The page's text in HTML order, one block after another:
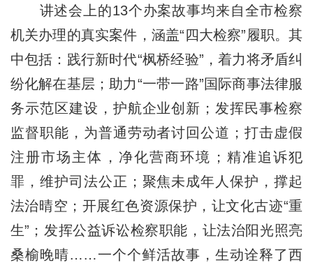
讲述会上的13个办案故事均来自全市检察
机关办理的真实案件，涵盖“四大检察”履职。其
中包括：践行新时代“枫桥经验”，着力将矛盾纠
纷化解在基层；助力“一带一路”国际商事法律服
务示范区建设，护航企业创新；发挥民事检察
监督职能，为普通劳动者讨回公道；打击虚假
注册市场主体，净化营商环境；精准追诉犯
罪，维护司法公正；聚焦未成年人保护，撑起
法治晴空；开展红色资源保护，让文化古迹“重
生”；发挥公益诉讼检察职能，让法治阳光照亮
桑榆晚晴……一个个鲜活故事，生动诠释了西